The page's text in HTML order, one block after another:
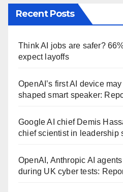
Recent Posts
Think AI jobs are safer?
expect layoffs
OpenAI’s first AI device
shaped smart speaker:
Google AI chief Demis
chief scientist in leadership
OpenAI, Anthropic AI
during UK cyber tests: